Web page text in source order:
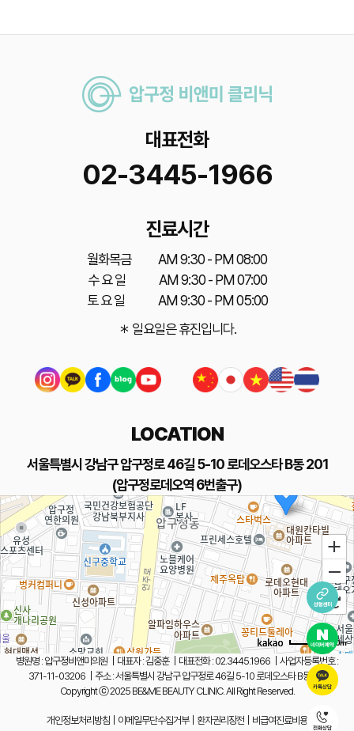
대표전화
02-3445-1966
진료시간
월화목금
AM 9:30 - PM 08:00
수 요 일
AM 9:30 - PM 07:00
토 요 일
AM 9:30 - PM 05:00
＊ 일요일은 휴진입니다.
LOCATION
서울특별시 강남구 압구정로 46길 5-10 로데오스타 B동 201
(압구정로데오역 6번출구)
압구정비앤미의원
100m
개인정보처리방침 이메일무단수집거부| 환자권리장전 비급여진료비용
병원명 : 압구정비앤미의원 대표자 : 김중훈 대표전화 : 02.3445.1966
사업자등록번호 :
371-11-03206
주소 : 서울특별시 강남구 압구정로 46길 5-10 로데오스타 B동 201
Copyright ⓒ 2025 BE&ME BEAUTY CLINIC. All Right Reserved.